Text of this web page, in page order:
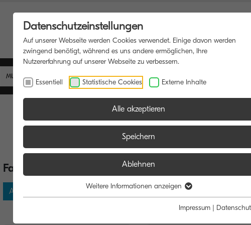
MULTIFUNKTIONSDRUCKER SOFTWARE BLOG
Farbe:
Alle Farbe
Funktion:
Alle Scan
Datenschutzeinstellungen
Auf unserer Webseite werden Cookies verwendet. Einige davon werden
zwingend benötigt, während es uns andere ermöglichen, Ihre
Nutzererfahrung auf unserer Webseite zu verbessern.
Essentiell Statistische Cookies Externe Inhalte
Alle akzeptieren
Speichern
Ablehnen
Weitere Informationen anzeigen
Impressum |